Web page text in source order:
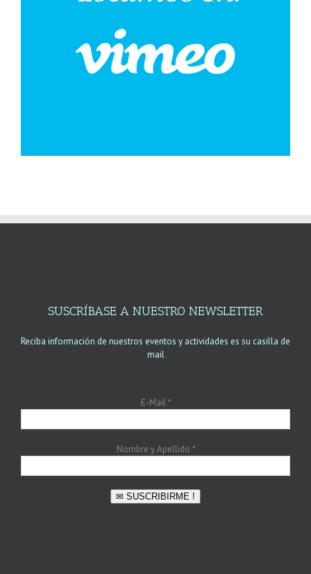
SUSCRÍBASE A NUESTRO NEWSLETTER
Reciba información de nuestros eventos y actividades es su casilla de
mail
E-Mail*
Nombre y Apellido *
✉ SUSCRIBIRME !